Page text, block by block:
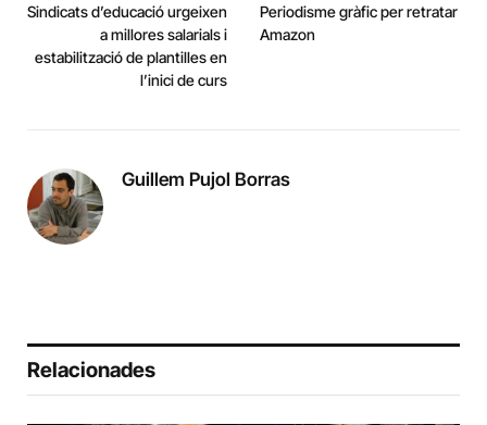
Sindicats d’educació urgeixen
a millores salarials i
estabilització de plantilles en
l’inici de curs
Periodisme gràfic per retratar
Amazon
Guillem Pujol Borras
Relacionades